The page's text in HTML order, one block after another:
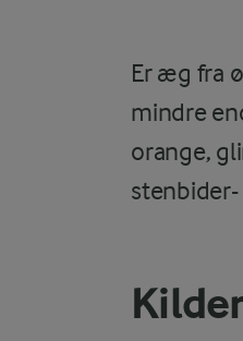
Er æg fra
mindre
orange,